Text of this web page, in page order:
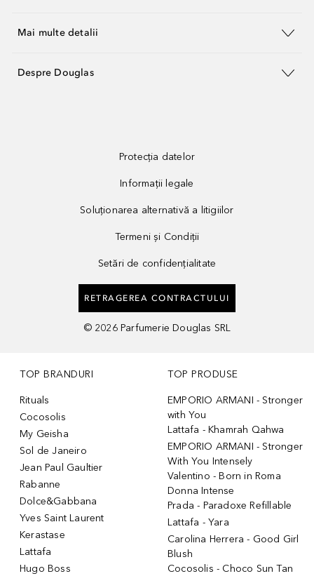
Mai multe detalii
Despre Douglas
Protecția datelor
Informații legale
Soluționarea alternativă a litigiilor
Termeni și Condiții
Setări de confidențialitate
RETRAGEREA CONTRACTULUI
© 2026 Parfumerie Douglas SRL
TOP BRANDURI
Rituals
Cocosolis
My Geisha
Sol de Janeiro
Jean Paul Gaultier
Rabanne
Dolce&Gabbana
Yves Saint Laurent
Kerastase
Lattafa
Hugo Boss
TOP PRODUSE
EMPORIO ARMANI - Stronger
with You
Lattafa - Khamrah Qahwa
EMPORIO ARMANI - Stronger
With You Intensely
Valentino - Born in Roma
Donna Intense
Prada - Paradoxe Refillable
Lattafa - Yara
Carolina Herrera - Good Girl
Blush
Cocosolis - Choco Sun Tan